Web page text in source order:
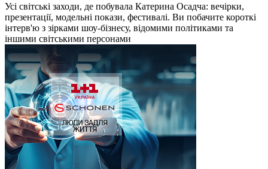
Усі світські заходи, де побувала Катерина Осадча: вечірки,
презентації, модельні покази, фестивалі. Ви побачите короткі
інтерв'ю з зірками шоу-бізнесу, відомими політиками та
іншими світськими персонами